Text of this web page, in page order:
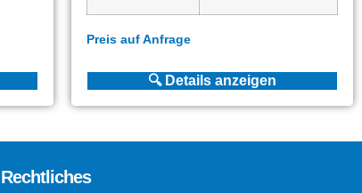
Preis auf Anfrage
🔍 Details anzeigen
Rechtliches